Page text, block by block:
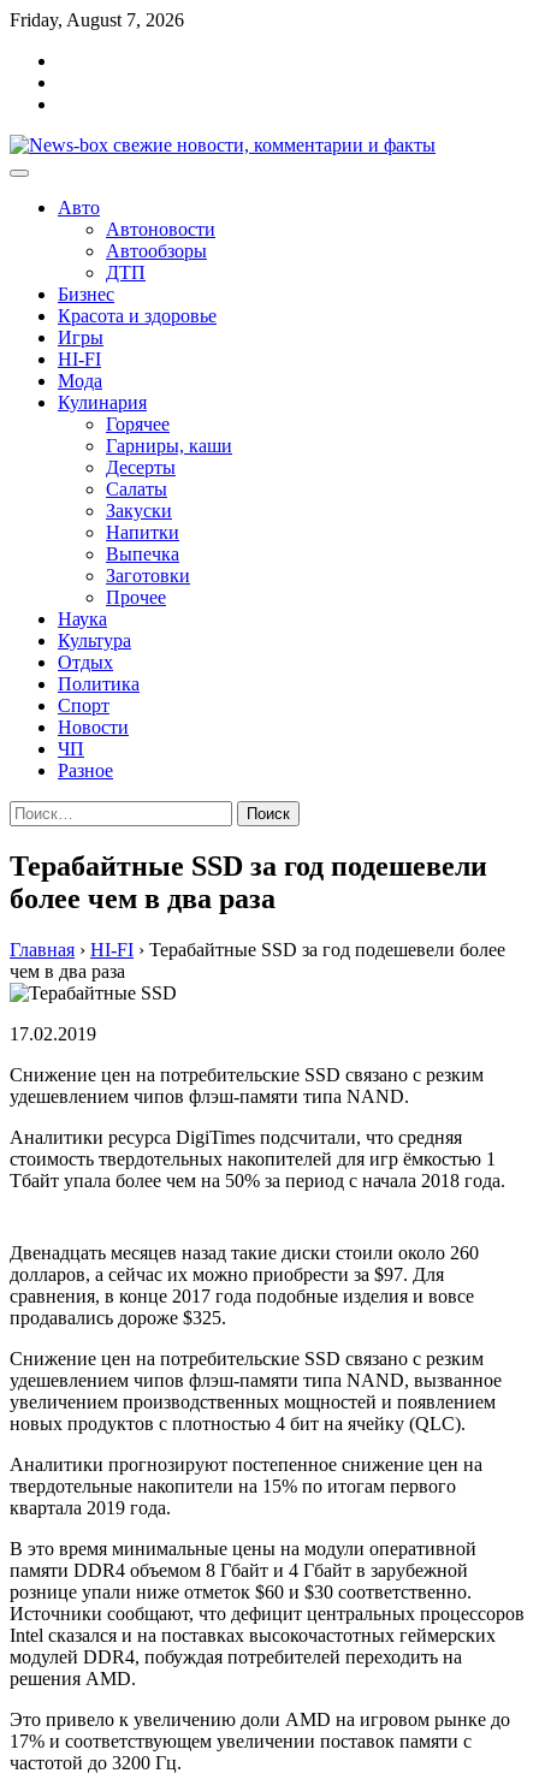
Перейти
содержимому
Friday, August 7, 2026
Авто
Автоновости
Автообзоры
ДТП
Бизнес
Красота и здоровье
Игры
HI-FI
Мода
Кулинария
Горячее
Гарниры, каши
Десерты
Салаты
Закуски
Напитки
Выпечка
Заготовки
Прочее
Наука
Культура
Отдых
Политика
Спорт
Новости
ЧП
Разное
Найти:
Терабайтные SSD за год подешевели
более чем в два раза
Главная › HI-FI › Терабайтные SSD за год подешевели более
чем в два раза
17.02.2019
Снижение цен на потребительские SSD связано с резким
удешевлением чипов флэш-памяти типа NAND.
Аналитики ресурса DigiTimes подсчитали, что средняя
стоимость твердотельных накопителей для игр ёмкостью 1
Тбайт упала более чем на 50% за период с начала 2018 года.
Двенадцать месяцев назад такие диски стоили около 260
долларов, а сейчас их можно приобрести за $97. Для
сравнения, в конце 2017 года подобные изделия и вовсе
продавались дороже $325.
Снижение цен на потребительские SSD связано с резким
удешевлением чипов флэш-памяти типа NAND, вызванное
увеличением производственных мощностей и появлением
новых продуктов с плотностью 4 бит на ячейку (QLC).
Аналитики прогнозируют постепенное снижение цен на
твердотельные накопители на 15% по итогам первого
квартала 2019 года.
В это время минимальные цены на модули оперативной
памяти DDR4 объемом 8 Гбайт и 4 Гбайт в зарубежной
рознице упали ниже отметок $60 и $30 соответственно.
Источники сообщают, что дефицит центральных процессоров
Intel сказался и на поставках высокочастотных геймерских
модулей DDR4, побуждая потребителей переходить на
решения AMD.
Это привело к увеличению доли AMD на игровом рынке до
17% и соответствующем увеличении поставок памяти с
частотой до 3200 Гц.